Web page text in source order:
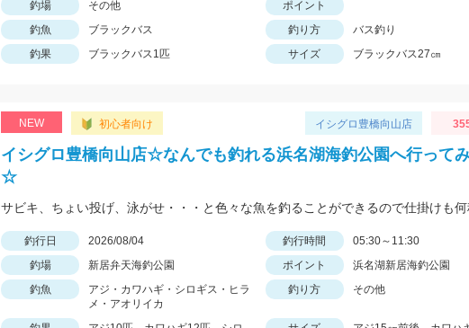
釣場
その他
ポイント
釣魚
ブラックバス 釣り方
バス釣り
釣果
ブラックバス1匹 サイズ ブラックバス27㎝
NEW 初心者向け イシグロ豊橋向山店
イシグロ豊橋向山店☆なんでも釣れる浜名湖海釣公園へ行ってみ
☆
釣行日 2026/08/04 釣行時間
05:30～11:30
釣場
新居弁天海釣公園 ポイント
浜名湖新居海釣公園
釣魚
アジ・カワハギ・シロギス・ヒラ
メ・アオリイカ
釣り方 その他